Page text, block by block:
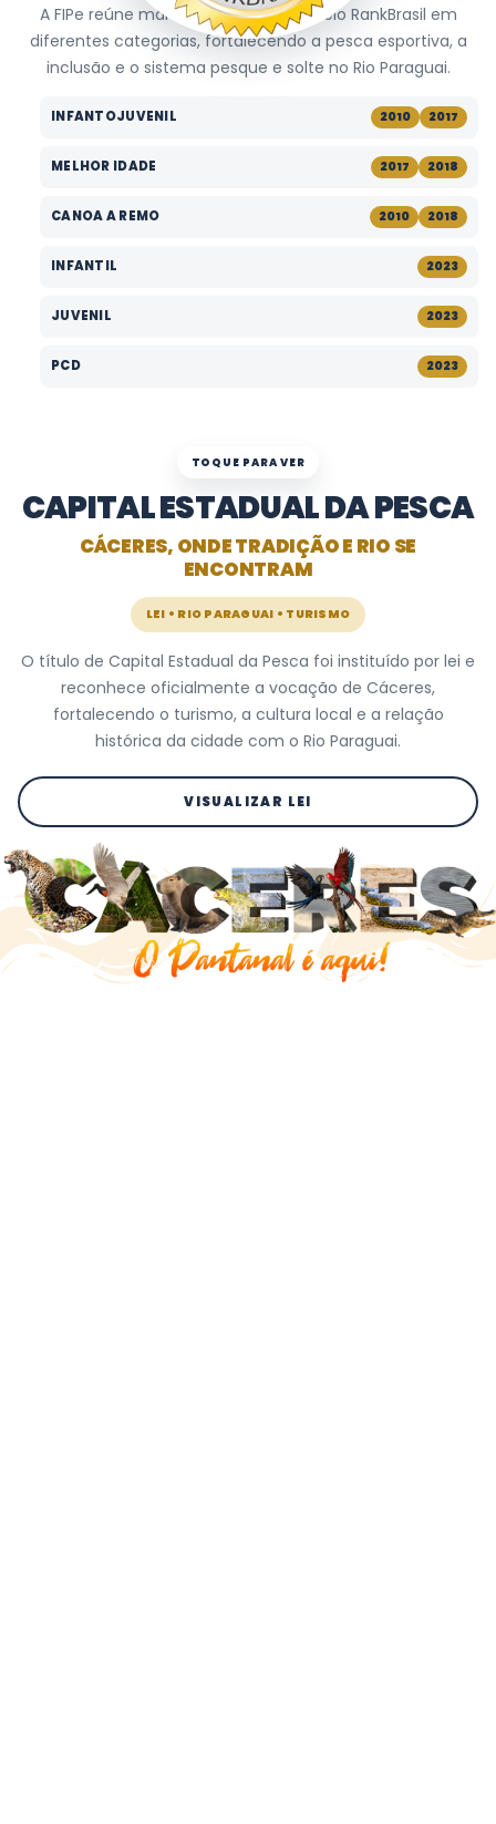
A FIPe reúne marcas reconhecidas pelo RankBrasil em
diferentes categorias, fortalecendo a pesca esportiva, a
inclusão e o sistema pesque e solte no Rio Paraguai.
INFANTOJUVENIL 2010 2017
MELHOR IDADE 2017 2018
CANOA A REMO 2010 2018
INFANTIL 2023
JUVENIL 2023
PCD 2023
• FIPE • PESCA ESPORTIVA • CAPITAL ESTADUAL DA PESCA •
CAPITAL ESTADUAL DA PESCA
CÁCERES, ONDE TRADIÇÃO E RIO SE
ENCONTRAM
LEI • RIO PARAGUAI • TURISMO
O título de Capital Estadual da Pesca foi instituído por lei e
reconhece oficialmente a vocação de Cáceres,
fortalecendo o turismo, a cultura local e a relação
histórica da cidade com o Rio Paraguai.
VISUALIZAR LEI